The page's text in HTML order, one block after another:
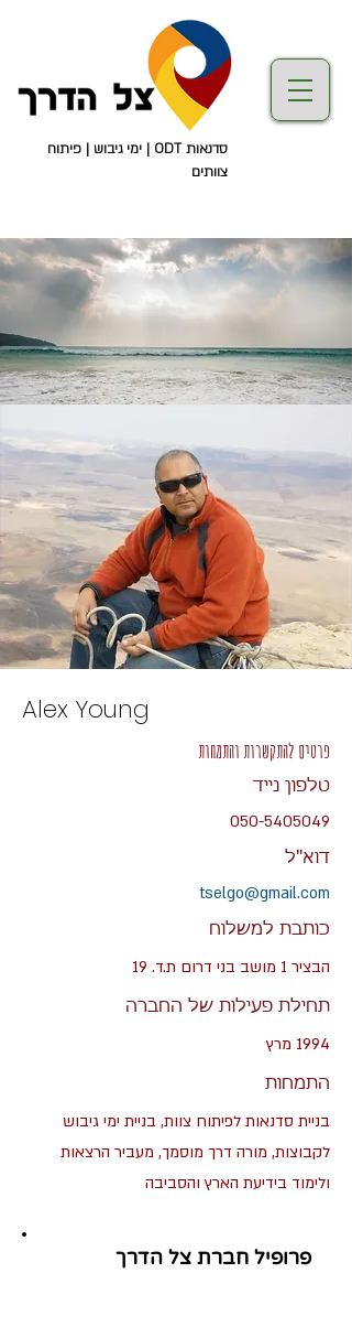
סדנאות ODT | ימי גיבוש | פיתוח
צוותים
Alex Young
פרטים להתקשרות והתמחות
טלפון נייד
050-5405049
דוא"ל
tselgo@gmail.com
כותבת למשלוח
הבציר 1 מושב בני דרום ת.ד. 19
תחילת פעילות של החברה
1994 מרץ
התמחות
בניית סדנאות לפיתוח צוות, בניית ימי גיבוש
לקבוצות, מורה דרך מוסמך, מעביר הרצאות
ולימוד בידיעת הארץ והסביבה
פרופיל חברת צל הדרך